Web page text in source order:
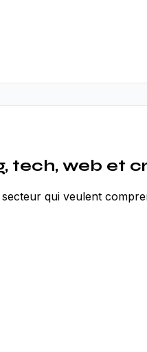
tech, web et
qui veulent